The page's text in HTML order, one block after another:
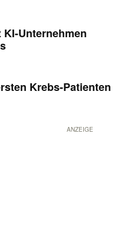
Unternehmen
Krebs-Patienten
ANZEIGE